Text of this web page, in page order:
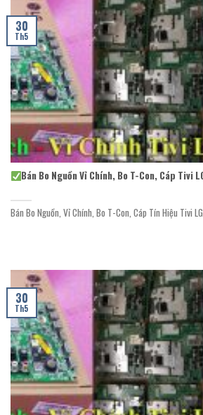
Bán Bo Nguồn Vỉ Chính, Bo T-Con, Cáp Tivi
Bán Bo Nguồn, Vỉ Chính, Bo T-Con, Cáp Tín Hiệu Tivi
30
Th5
30
Th5